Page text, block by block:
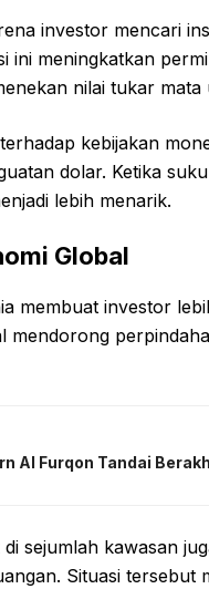
investor mencari
ini meningkatkan
nilai tukar mata
kebijakan
dolar. Ketika
lebih menarik.
Global
membuat investor
mendorong
Al Furqon Tandai
sejumlah kawasan
Situasi tersebut